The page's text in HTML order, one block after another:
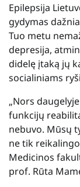
Epilepsija
gydymas
Tuo metu
depresija,
didelę įtaką jų
socialiniams
„Nors
funkcijų
nebuvo. Mūsų
ne tik
Medicinos
prof. Rūta